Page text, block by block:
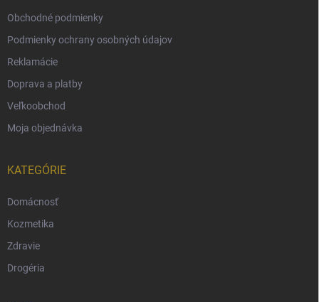
Obchodné podmienky
Podmienky ochrany osobných údajov
Reklamácie
Doprava a platby
Veľkoobchod
Moja objednávka
KATEGÓRIE
Domácnosť
Kozmetika
Zdravie
Drogéria